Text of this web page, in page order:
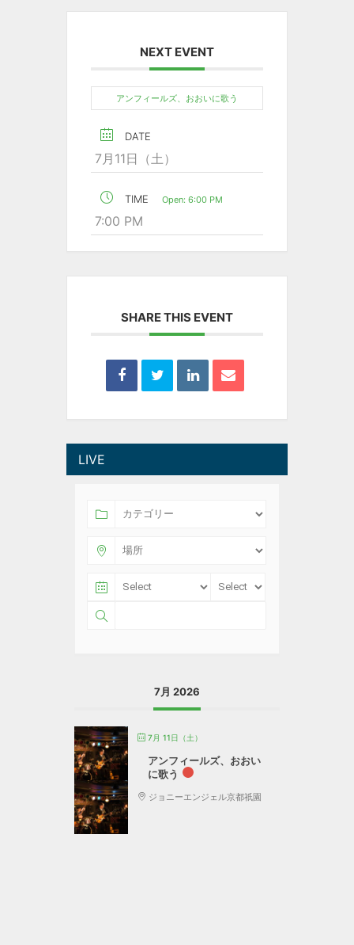
NEXT EVENT
アンフィールズ、おおいに歌う
DATE
7月11日（土）
TIME Open: 6:00 PM
7:00 PM
SHARE THIS EVENT
LIVE
7月 2026
7月 11日（土）
アンフィールズ、おおい
に歌う
ジョニーエンジェル京都祇園